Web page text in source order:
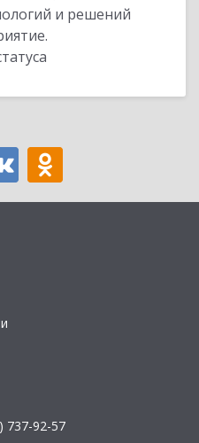
и решений
737-92-57